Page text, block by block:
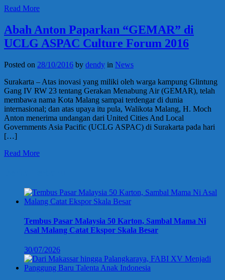
Read More
Abah Anton Paparkan “GEMAR” di
UCLG ASPAC Culture Forum 2016
Posted on 28/10/2016 by dendy in News
Surakarta – Atas inovasi yang miliki oleh warga kampung Glintung
Gang IV RW 23 tentang Gerakan Menabung Air (GEMAR), telah
membawa nama Kota Malang sampai terdengar di dunia
internasional; dan atas upaya itu pula, Walikota Malang, H. Moch
Anton menerima undangan dari United Cities And Local
Governments Asia Pacific (UCLG ASPAC) di Surakarta pada hari
[…]
Read More
Tembus Pasar Malaysia 50 Karton, Sambal Mama Ni
Asal Malang Catat Ekspor Skala Besar
30/07/2026